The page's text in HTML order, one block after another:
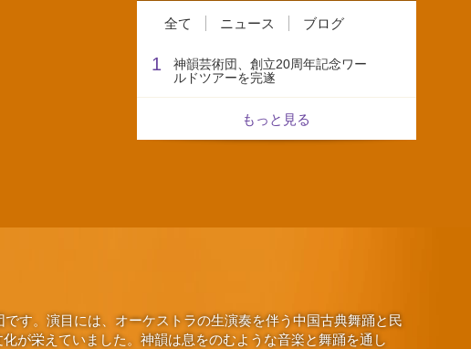
全て ニュース ブログ
1
神韻芸術団、創立20周年記念ワー
ルドツアーを完遂
もっと見る
す。演目には、オーケストラの生演奏を伴う中国古典舞踊と民
が栄えていました。神韻は息をのむような音楽と舞踊を通し